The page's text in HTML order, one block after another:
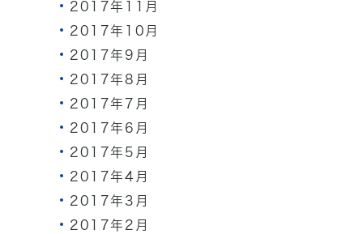
2017年11月
2017年10月
2017年9月
2017年8月
2017年7月
2017年6月
2017年5月
2017年4月
2017年3月
2017年2月